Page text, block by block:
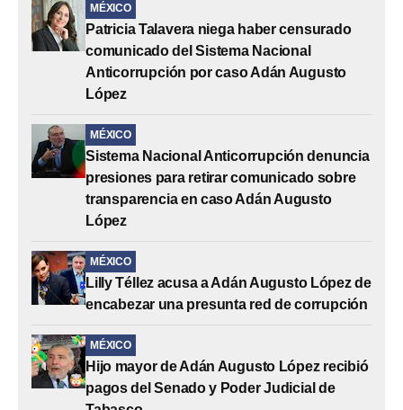
MÉXICO
Patricia Talavera niega haber censurado
comunicado del Sistema Nacional
Anticorrupción por caso Adán Augusto
López
MÉXICO
Sistema Nacional Anticorrupción denuncia
presiones para retirar comunicado sobre
transparencia en caso Adán Augusto
López
MÉXICO
Lilly Téllez acusa a Adán Augusto López de
encabezar una presunta red de corrupción
MÉXICO
Hijo mayor de Adán Augusto López recibió
pagos del Senado y Poder Judicial de